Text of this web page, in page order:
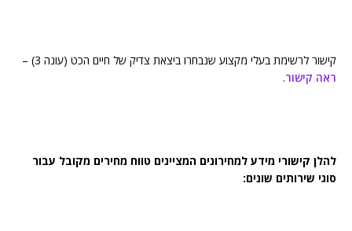
קישור לרשימת בעלי מקצוע שנבחרו ביצאת צדיק של חיים הכט (עונה 3) –
ראה קישור.
להלן קישורי מידע למחירונים המציינים טווח מחירים מקובל עבור
סוגי שירותים שונים: